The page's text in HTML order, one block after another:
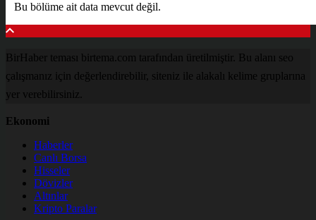
Bu bölüme ait data mevcut değil.
BirHaber teması birtema.com tarafından üretilmiştir. Bu alanı seo
çalışmanız için değerlendirebilir, siteniz ile alakalı kelime gruplarına
yer verebilirsiniz.
Ekonomi
Haberler
Canlı Borsa
Hisseler
Dövizler
Altınlar
Kripto Paralar